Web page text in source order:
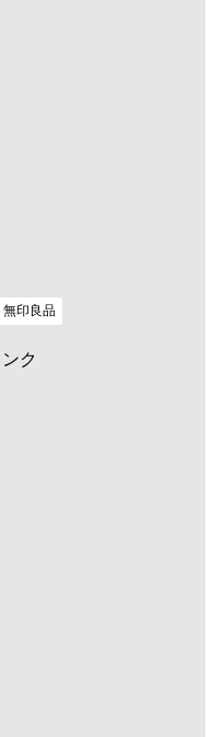
無印良品
ク